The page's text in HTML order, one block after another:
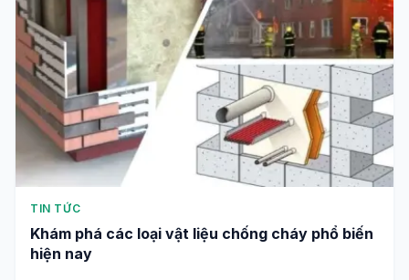
TIN TỨC
Khám phá các loại vật liệu chống cháy phổ biến
hiện nay